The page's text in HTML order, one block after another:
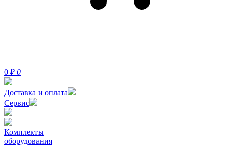
0 ₽ 0
Доставка и оплата
Сервис
Комплекты
оборудования